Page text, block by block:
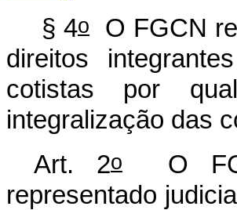
§ 4o
O FGCN
direitos
cotistas por
integralização das
Art. 2oO
representado